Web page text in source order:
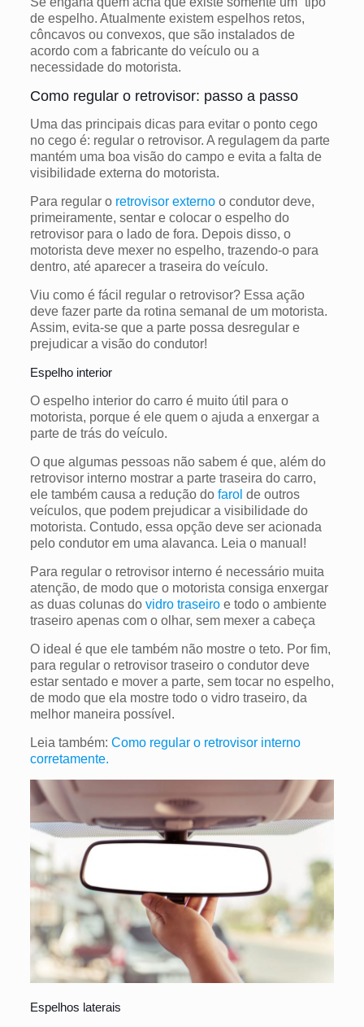
de espelho. Atualmente existem espelhos retos,
côncavos ou convexos, que são instalados de
acordo com a fabricante do veículo ou a
necessidade do motorista.
Como regular o retrovisor: passo a passo
Uma das principais dicas para evitar o ponto cego
no cego é: regular o retrovisor. A regulagem da parte
mantém uma boa visão do campo e evita a falta de
visibilidade externa do motorista.
Para regular o retrovisor externoo condutor deve,
primeiramente, sentar e colocar o espelho do
retrovisor para o lado de fora. Depois disso, o
motorista deve mexer no espelho, trazendo-o para
dentro, até aparecer a traseira do veículo.
Viu como é fácil regular o retrovisor? Essa ação
deve fazer parte da rotina semanal de um motorista.
Assim, evita-se que a parte possa desregular e
prejudicar a visão do condutor!
Espelho interior
O espelho interior do carro é muito útil para o
motorista, porque é ele quem o ajuda a enxergar a
parte de trás do veículo.
O que algumas pessoas não sabem é que, além do
retrovisor interno mostrar a parte traseira do carro,
ele também causa a redução do farol de outros
veículos, que podem prejudicar a visibilidade do
motorista. Contudo, essa opção deve ser acionada
pelo condutor em uma alavanca. Leia o manual!
Para regular o retrovisor interno é necessário muita
atenção, de modo que o motorista consiga enxergar
as duas colunas do vidro traseiroe todo o ambiente
traseiro apenas com o olhar, sem mexer a cabeça
O ideal é que ele também não mostre o teto. Por fim,
para regular o retrovisor traseiro o condutor deve
estar sentado e mover a parte, sem tocar no espelho,
de modo que ela mostre todo o vidro traseiro, da
melhor maneira possível.
Leia também: Como regular o retrovisor interno
corretamente.
Espelhos laterais